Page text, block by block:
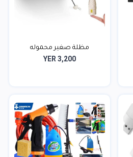
مظلة صغير محموله
YER 3,200